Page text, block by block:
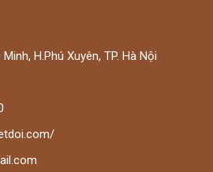
H.Phú Xuyên, TP. Hà Nội